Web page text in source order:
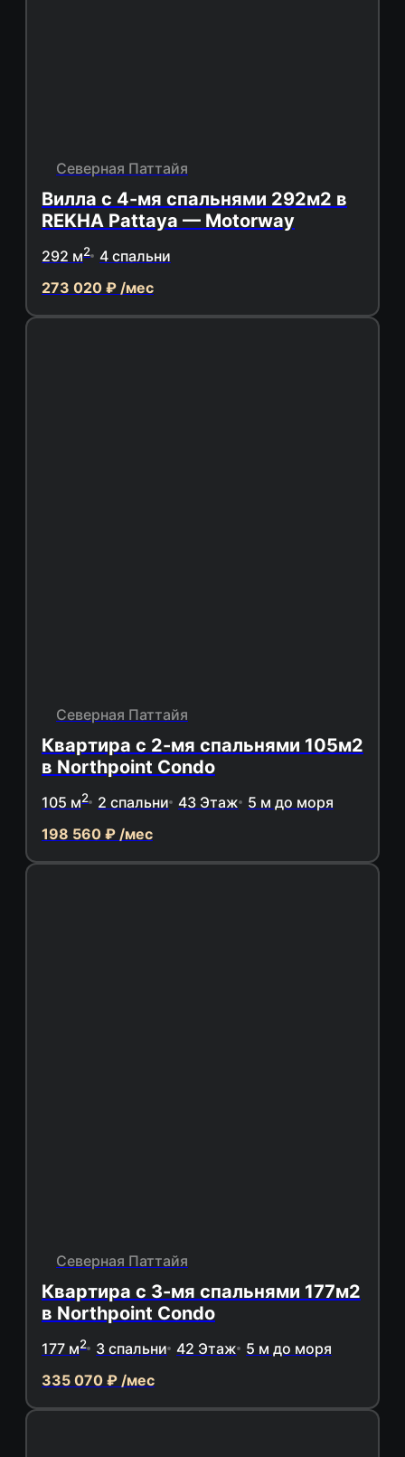
Северная Паттайя
Вилла с 4-мя спальнями 292м2 в
REKHA Pattaya — Motorway
292 м2
4 спальни
273 020 ₽ /мес
Северная Паттайя
Квартира с 2-мя спальнями 105м2
в Northpoint Condo
105 м2 2 спальни 43 Этаж 5 м до моря
198 560 ₽ /мес
Северная Паттайя
Квартира с 3-мя спальнями 177м2
в Northpoint Condo
177 м2 3 спальни 42 Этаж 5 м до моря
335 070 ₽ /мес